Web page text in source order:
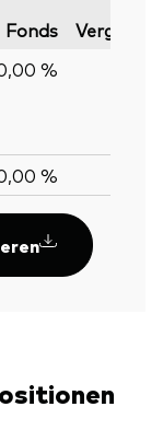
Fonds
%
%